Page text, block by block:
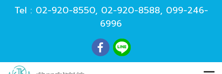
Tel : 02-920-8550, 02-920-8588, 099-246-
6996